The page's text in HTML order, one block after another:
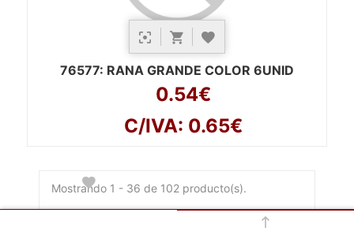
76577: RANA GRANDE COLOR 6UNID
0.54€
C/IVA: 0.65€
Mostrando 1 - 36 de 102 producto(s).
«